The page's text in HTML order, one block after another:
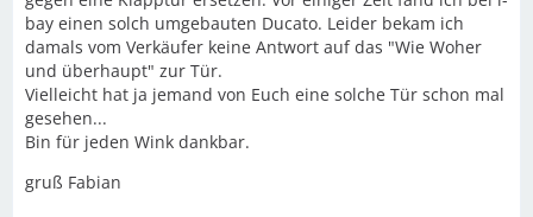
bay einen solch umgebauten Ducato. Leider bekam ich
damals vom Verkäufer keine Antwort auf das "Wie Woher
und überhaupt" zur Tür.
Vielleicht hat ja jemand von Euch eine solche Tür schon mal
gesehen...
Bin für jeden Wink dankbar.
gruß Fabian